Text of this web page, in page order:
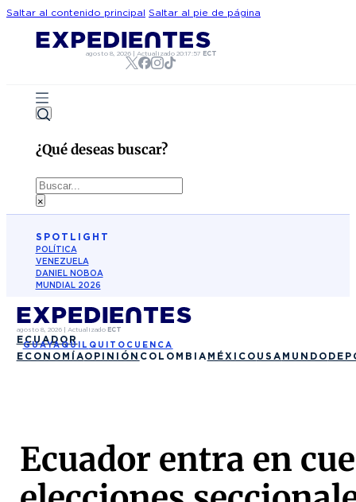
Saltar al contenido principal Saltar al pie de página
agosto 8, 2026| Actualizado 20:17:57 ECT
¿Qué deseas buscar?
Buscar
×
SPOTLIGHT
POLÍTICA
VENEZUELA
DANIEL NOBOA
MUNDIAL 2026
agosto 8, 2026| Actualizado ECT
ECUADOR
GUAYAQUIL QUITO CUENCA
ECONOMÍAOPINIÓN COLOMBIA MÉXICO USA MUNDO
Ecuador entra en